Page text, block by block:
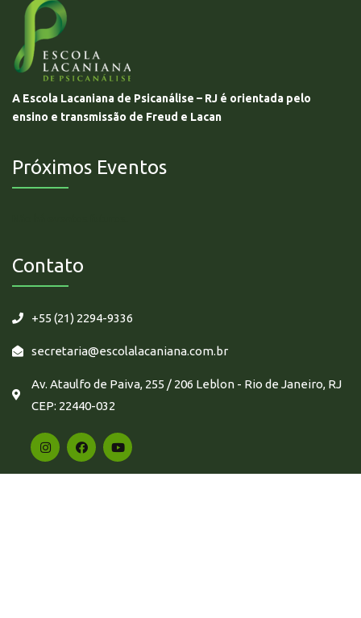
A Escola Lacaniana de Psicanálise – RJ é orientada pelo
ensino e transmissão de Freud e Lacan
Próximos Eventos
Contato
+55 (21) 2294-9336
secretaria@escolalacaniana.com.br
Av. Ataulfo de Paiva, 255 / 206 Leblon - Rio de Janeiro, RJ
CEP: 22440-032